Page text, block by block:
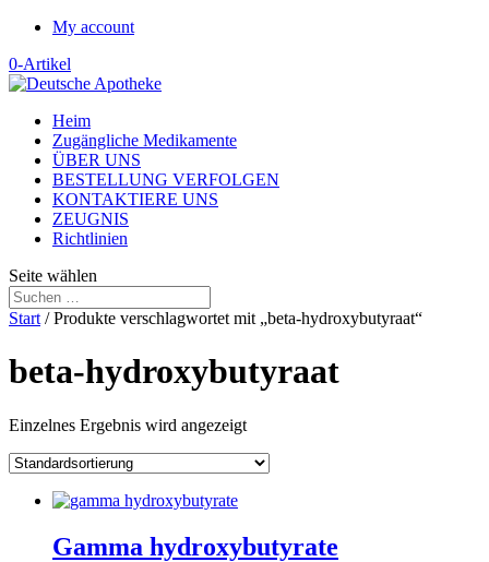
My account
0-Artikel
Heim
Zugängliche Medikamente
ÜBER UNS
BESTELLUNG VERFOLGEN
KONTAKTIERE UNS
ZEUGNIS
Richtlinien
Seite wählen
Start / Produkte verschlagwortet mit „beta-hydroxybutyraat“
beta-hydroxybutyraat
Einzelnes Ergebnis wird angezeigt
Gamma hydroxybutyrate